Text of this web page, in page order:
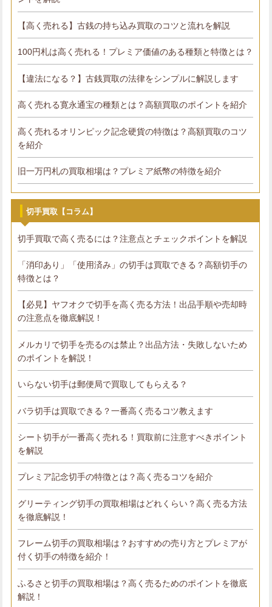
【高く売れる】古銭の持ち込み買取のコツと流れを解説
100円札は高く売れる！プレミア価値のある種類と特徴とは？
【違法になる？】古銭買取の法律をシンプルに解説します
高く売れる寛永通宝の種類とは？高額買取のポイントを紹介
高く売れるオリンピック記念硬貨の特徴は？高額買取のコツ
を紹介
旧一万円札の買取相場は？プレミア紙幣の特徴を紹介
切手買取【コラム】
切手買取で高く売るには？注意点とチェックポイントを解説
「消印あり」「使用済み」の切手は買取できる？高額切手の
特徴とは？
【必見】ヤフオクで切手を高く売る方法！出品手順や売却時
の注意点を徹底解説！
メルカリで切手を売るのは禁止？出品方法・失敗しないため
のポイントを解説！
いらない切手は郵便局で買取してもらえる？
バラ切手は買取できる？一番高く売るコツ教えます
シート切手が一番高く売れる！買取前に注意すべきポイント
を解説
プレミア記念切手の特徴とは？高く売るコツを紹介
グリーティング切手の買取相場はどれくらい？高く売る方法
を徹底解説！
フレーム切手の買取相場は？おすすめの売り方とプレミアが
付く切手の特徴を紹介！
ふるさと切手の買取相場は？高く売るためのポイントを徹底
解説！